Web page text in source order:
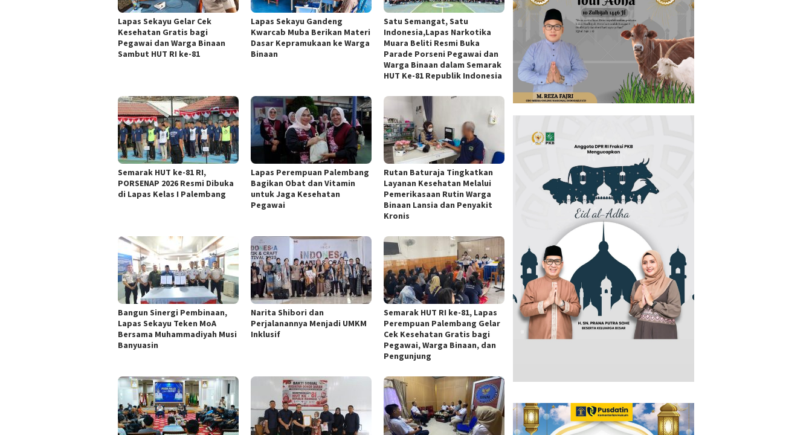
Lapas Sekayu Gelar Cek
Kesehatan Gratis bagi
Pegawai dan Warga Binaan
Sambut HUT RI ke-81
Lapas Sekayu Gandeng
Kwarcab Muba Berikan Materi
Dasar Kepramukaan ke Warga
Binaan
Satu Semangat, Satu
Indonesia,Lapas Narkotika
Muara Beliti Resmi Buka
Parade Porseni Pegawai dan
Warga Binaan dalam Semarak
HUT Ke-81 Republik Indonesia
Semarak HUT ke-81 RI,
PORSENAP 2026 Resmi Dibuka
di Lapas Kelas I Palembang
Lapas Perempuan Palembang
Bagikan Obat dan Vitamin
untuk Jaga Kesehatan
Pegawai
Rutan Baturaja Tingkatkan
Layanan Kesehatan Melalui
Pemerikasaan Rutin Warga
Binaan Lansia dan Penyakit
Kronis
Bangun Sinergi Pembinaan,
Lapas Sekayu Teken MoA
Bersama Muhammadiyah Musi
Banyuasin
Narita Shibori dan
Perjalanannya Menjadi UMKM
Inklusif
Semarak HUT RI ke-81, Lapas
Perempuan Palembang Gelar
Cek Kesehatan Gratis bagi
Pegawai, Warga Binaan, dan
Pengunjung